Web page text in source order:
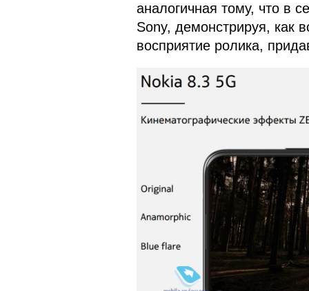
аналогичная тому, что в
Sony, демонстрируя, как
восприятие ролика,